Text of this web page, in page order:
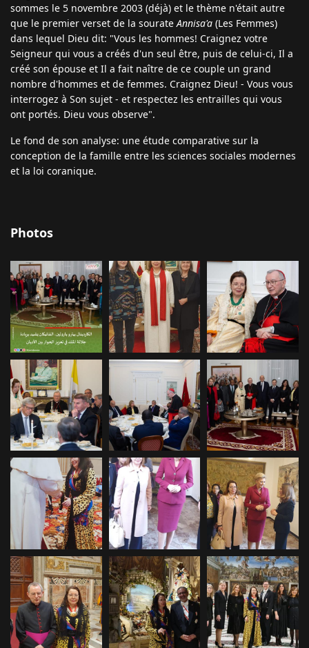
sommes le 5 novembre 2003 (déjà) et le thème n'était autre
que le premier verset de la sourateAnnisa'a (Les Femmes)
dans lequel Dieu dit: "Vous les hommes! Craignez votre
Seigneur qui vous a créés d'un seul être, puis de celui-ci, Il a
créé son épouse et Il a fait naître de ce couple un grand
nombre d'hommes et de femmes. Craignez Dieu! - Vous vous
interrogez à Son sujet - et respectez les entrailles qui vous
ont portés. Dieu vous observe".
Le fond de son analyse: une étude comparative sur la
conception de la famille entre les sciences sociales modernes
et la loi coranique.
Photos